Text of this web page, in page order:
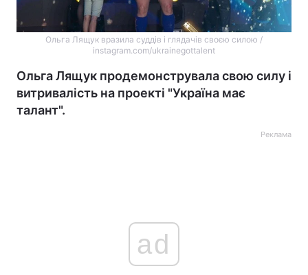
Ольга Лящук вразила суддів і глядачів своєю силою /
instagram.com/ukrainegottalent
Ольга Лящук продемонструвала свою силу і
витривалість на проекті "Україна має
талант".
Реклама
ad